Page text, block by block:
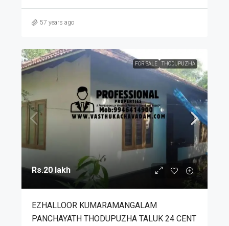
57 years ago
FOR SALE THODUPUZHA
Rs.20 lakh
EZHALLOOR KUMARAMANGALAM
PANCHAYATH THODUPUZHA TALUK 24 CENT